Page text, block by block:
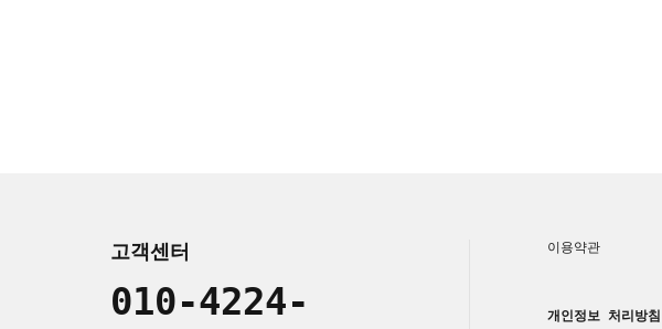
고객센터
010-4224-
이용약관
개인정보 처리방침